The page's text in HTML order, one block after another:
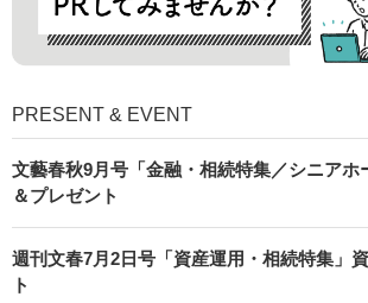
PRESENT & EVENT
文藝春秋9月号「金融・相続特集／シニアホ
＆プレゼント
週刊文春7月2日号「資産運用・相続特集」
ト